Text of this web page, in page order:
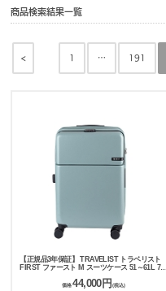
商品検索結果一覧
< 1 … 191
【正規品3年保証】 TRAVELIST トラベリスト
FIRST ファースト M スーツケース 51～61L 76-
価格 44,000円 (税込)